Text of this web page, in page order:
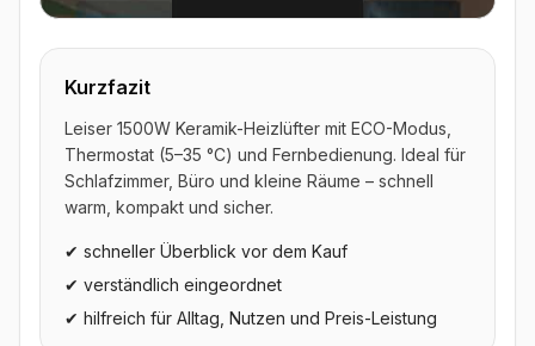
▶ Video ansehen
Kurzfazit
Leiser 1500W Keramik-Heizlüfter mit ECO-Modus,
Thermostat (5–35 °C) und Fernbedienung. Ideal für
Schlafzimmer, Büro und kleine Räume – schnell
warm, kompakt und sicher.
✔ schneller Überblick vor dem Kauf
✔ verständlich eingeordnet
✔ hilfreich für Alltag, Nutzen und Preis-Leistung